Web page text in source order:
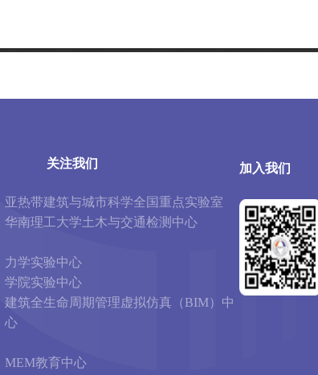
关注我们
亚热带建筑与城市科学全国重点实验室
华南理工大学土木与交通检测中心
力学实验中心
学院实验中心
建筑全生命周期管理虚拟仿真（BIM）中
心
MEM教育中心
加入我们